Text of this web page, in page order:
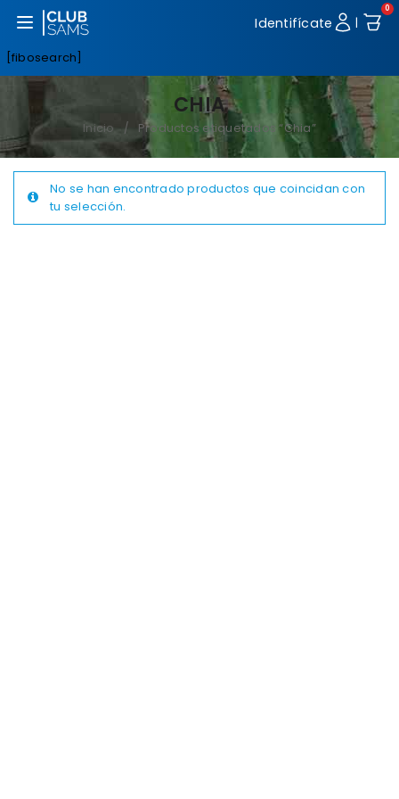
Abrir menú Identifícate |
0
[fibosearch]
CHIA
Inicio / Productos etiquetados “Chia”
No se han encontrado productos que coincidan con
tu selección.